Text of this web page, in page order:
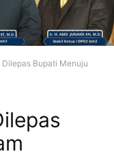
Bupati Menuju